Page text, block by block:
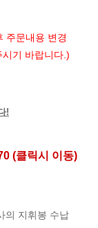
주문내용 변경
기 바랍니다.)
!
(클릭시 이동)
의 지휘봉 수납